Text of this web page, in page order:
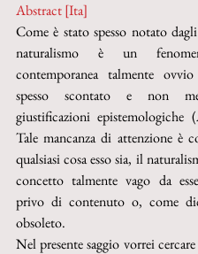
Abstract [Ita]
Come è stato spesso notato
naturalismo è un
contemporanea talmente
spesso scontato e non
giustificazioni epistemologiche
Tale mancanza di attenzione è
qualsiasi cosa esso sia, il
concetto talmente vago da
privo di contenuto o, come
obsoleto.
Nel presente saggio vorrei